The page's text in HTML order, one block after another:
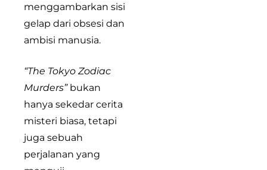
menggambarkan sisi
gelap dari obsesi dan
ambisi manusia.
“The Tokyo Zodiac
Murders” bukan
hanya sekedar cerita
misteri biasa, tetapi
juga sebuah
perjalanan yang